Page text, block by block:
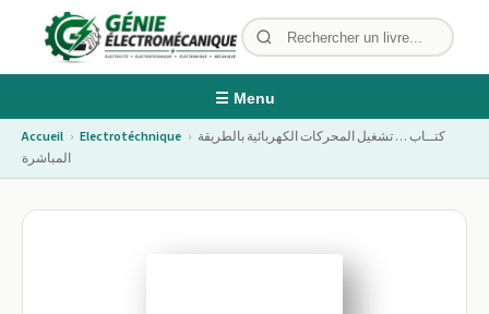
☰ Menu
Accueil › Electrotéchnique › كتــاب … تشغيل المحركات الكهربائية بالطريقة
المباشرة